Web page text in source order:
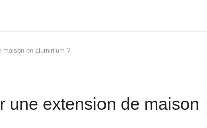
maison en aluminium ?
une extension de maison